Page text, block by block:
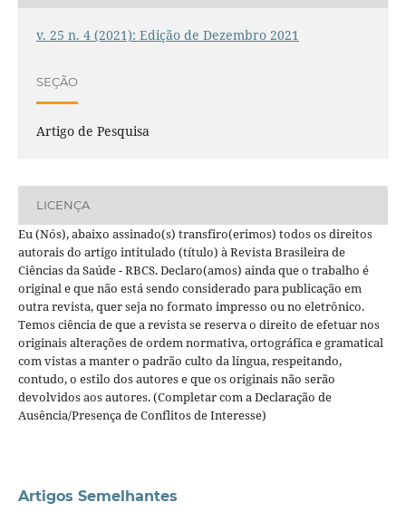
v. 25 n. 4 (2021): Edição de Dezembro 2021
SEÇÃO
Artigo de Pesquisa
LICENÇA
Eu (Nós), abaixo assinado(s) transfiro(erimos) todos os direitos
autorais do artigo intitulado (título) à Revista Brasileira de
Ciências da Saúde - RBCS. Declaro(amos) ainda que o trabalho é
original e que não está sendo considerado para publicação em
outra revista, quer seja no formato impresso ou no eletrônico.
Temos ciência de que a revista se reserva o direito de efetuar nos
originais alterações de ordem normativa, ortográfica e gramatical
com vistas a manter o padrão culto da língua, respeitando,
contudo, o estilo dos autores e que os originais não serão
devolvidos aos autores. (Completar com a Declaração de
Ausência/Presença de Conflitos de Interesse)
Artigos Semelhantes